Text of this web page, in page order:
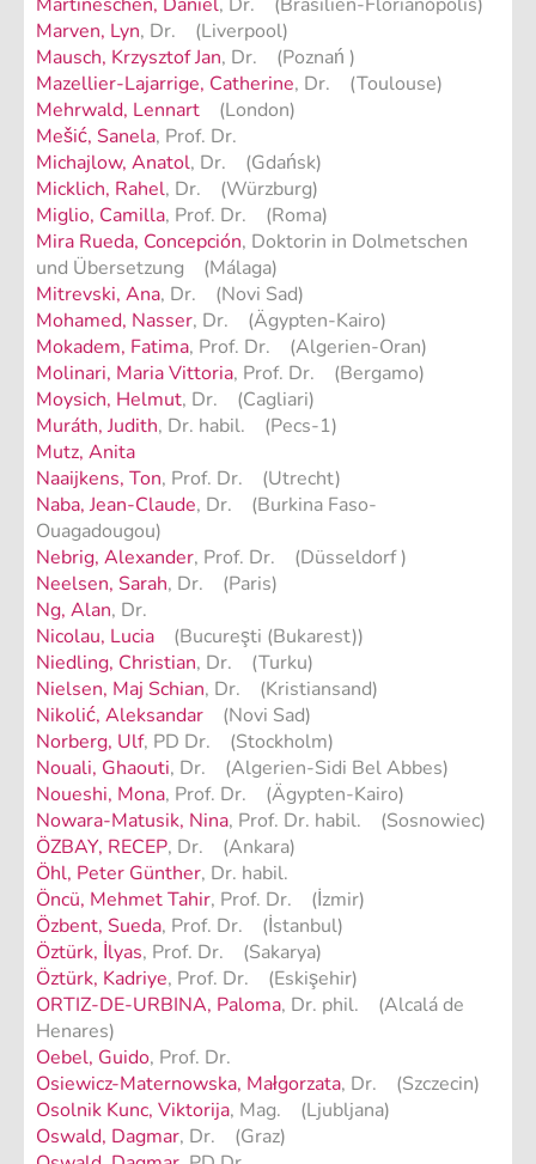
Marven, Lyn, Dr. (Liverpool)
Mausch, Krzysztof Jan, Dr. (Poznań )
Mazellier-Lajarrige, Catherine, Dr. (Toulouse)
Mehrwald, Lennart (London)
Mešić, Sanela, Prof. Dr.
Michajlow, Anatol, Dr. (Gdańsk)
Micklich, Rahel, Dr. (Würzburg)
Miglio, Camilla, Prof. Dr. (Roma)
Mira Rueda, Concepción, Doktorin in Dolmetschen
und Übersetzung (Málaga)
Mitrevski, Ana, Dr. (Novi Sad)
Mohamed, Nasser, Dr. (Ägypten-Kairo)
Mokadem, Fatima, Prof. Dr. (Algerien-Oran)
Molinari, Maria Vittoria, Prof. Dr. (Bergamo)
Moysich, Helmut, Dr. (Cagliari)
Muráth, Judith, Dr. habil. (Pecs-1)
Mutz, Anita
Naaijkens, Ton, Prof. Dr. (Utrecht)
Naba, Jean-Claude, Dr. (Burkina Faso-
Ouagadougou)
Nebrig, Alexander, Prof. Dr. (Düsseldorf )
Neelsen, Sarah, Dr. (Paris)
Ng, Alan, Dr.
Nicolau, Lucia (Bucureşti (Bukarest))
Niedling, Christian, Dr. (Turku)
Nielsen, Maj Schian, Dr. (Kristiansand)
Nikolić, Aleksandar (Novi Sad)
Norberg, Ulf, PD Dr. (Stockholm)
Nouali, Ghaouti, Dr. (Algerien-Sidi Bel Abbes)
Noueshi, Mona, Prof. Dr. (Ägypten-Kairo)
Nowara-Matusik, Nina, Prof. Dr. habil. (Sosnowiec)
ÖZBAY, RECEP, Dr. (Ankara)
Öhl, Peter Günther, Dr. habil.
Öncü, Mehmet Tahir, Prof. Dr. (İzmir)
Özbent, Sueda, Prof. Dr. (İstanbul)
Öztürk, İlyas, Prof. Dr. (Sakarya)
Öztürk, Kadriye, Prof. Dr. (Eskişehir)
ORTIZ-DE-URBINA, Paloma, Dr. phil. (Alcalá de
Henares)
Oebel, Guido, Prof. Dr.
Osiewicz-Maternowska, Małgorzata, Dr. (Szczecin)
Osolnik Kunc, Viktorija, Mag. (Ljubljana)
Oswald, Dagmar, Dr. (Graz)